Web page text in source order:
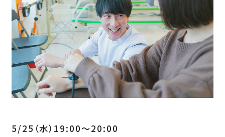
5/25（水）19:00～20:00